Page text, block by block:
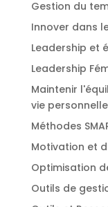
Gestion du
Innover dans
Leadership et
Leadership
Maintenir
vie personnelle
Méthodes
Motivation et
Optimisation
Outils de